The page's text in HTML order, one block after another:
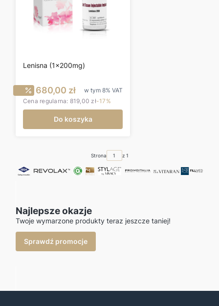
Lenisna (1x200mg)
Cena promocyjna brutto
680,00 zł w tym 8% VAT
Cena regularna: 819,00 zł-17%
Do koszyka
Strona z 1
Najlepsze okazje
Twoje wymarzone produkty teraz jeszcze taniej!
Sprawdź promocje